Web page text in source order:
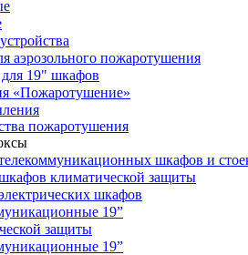
аэрозольного пожаротушения
19" шкафов
«Пожаротушение»
пожаротушения
шкафов и
климатической защиты
шкафов
19”
защиты
19”